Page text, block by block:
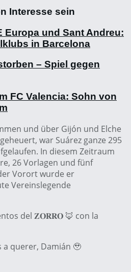
Interesse sein
Europa und Sant Andreu:
in Barcelona
– Spiel gegen
FC Valencia: Sohn von
und über Gijón und Elche
war Suárez ganze 295
In diesem Zeitraum
26 Vorlagen und fünf
Vorort wurde er
Vereinslegende
del 𝐙𝐎𝐑𝐑𝐎 🦊 con la
querer, Damián 🥹